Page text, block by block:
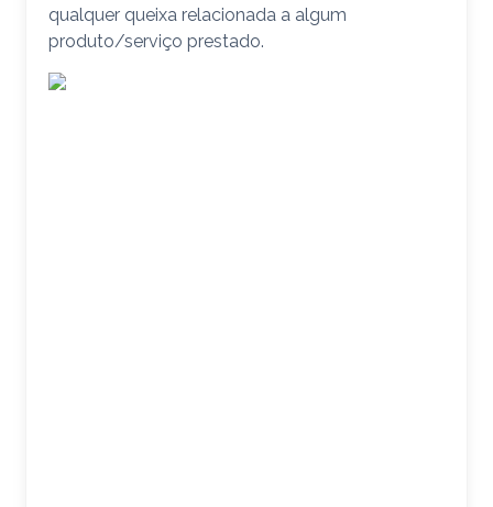
qualquer queixa relacionada a algum
produto/serviço prestado.